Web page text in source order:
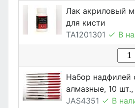
Лак акриловый
для кисти
TA1201301
В
Набор надфилей
алмазные, 10 шт.,
JAS4351
В